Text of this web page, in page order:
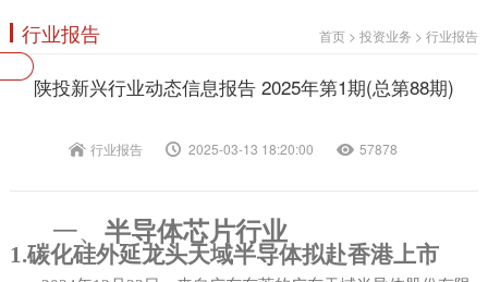
行业报告 首页 >投资业务 >行业报告
陕投新兴行业动态信息报告 2025年第1期(总第88期)
行业报告 2025-03-13 18:20:00 57878
一、 半导体芯片行业
1.碳化硅外延龙头天域半导体拟赴香港上市